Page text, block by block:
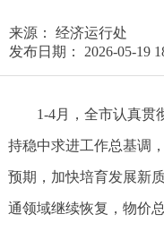
来源： 经济运行处
发布日期： 2026-05-19
1-4月，全市认真贯
持稳中求进工作总基调
预期，加快培育发展新
通领域继续恢复，物价